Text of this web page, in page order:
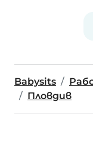
Babysits
Пловдив